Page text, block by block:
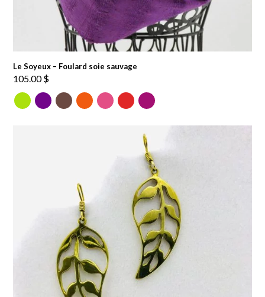
Le Soyeux – Foulard soie sauvage
105.00$